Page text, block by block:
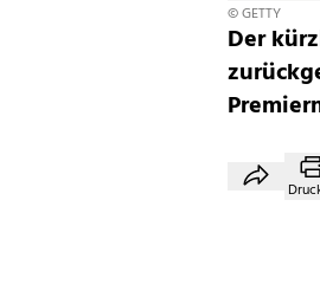
© GETTY
Der